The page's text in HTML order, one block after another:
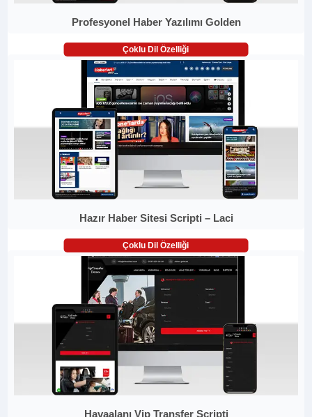
Profesyonel Haber Yazılımı Golden
Çoklu Dil Özelliği
Hazır Haber Sitesi Scripti – Laci
Çoklu Dil Özelliği
Havaalanı Vip Transfer Scripti